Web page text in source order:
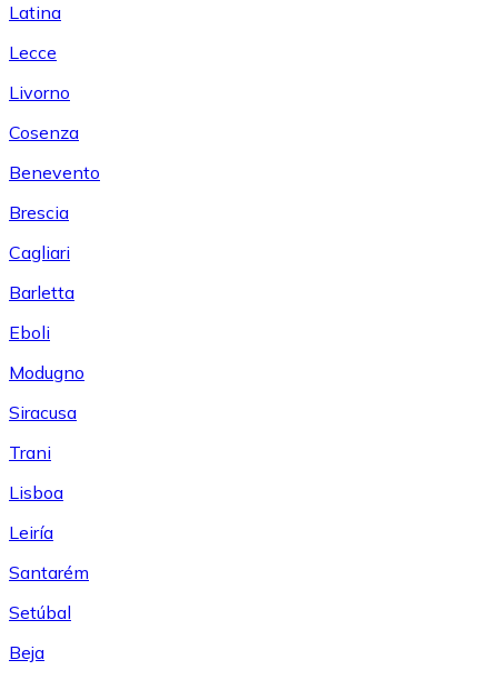
Latina
Lecce
Livorno
Cosenza
Benevento
Brescia
Cagliari
Barletta
Eboli
Modugno
Siracusa
Trani
Lisboa
Leiría
Santarém
Setúbal
Beja